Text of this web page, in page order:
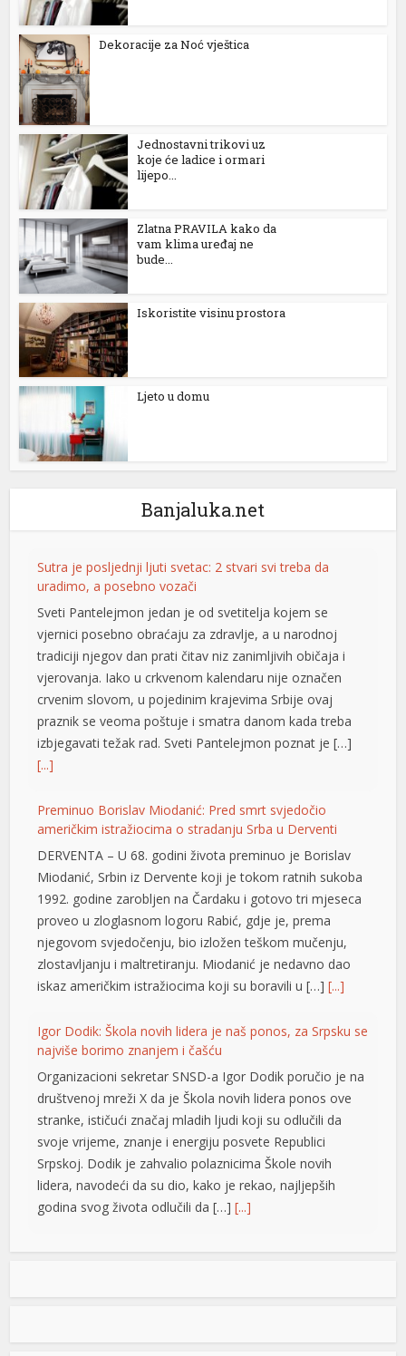
Dekoracije za Noć vještica
Jednostavni trikovi uz
koje će ladice i ormari
lijepo...
Zlatna PRAVILA kako da
vam klima uređaj ne
bude...
Iskoristite visinu prostora
Ljeto u domu
Banjaluka.net
Sutra je posljednji ljuti svetac: 2 stvari svi treba da
uradimo, a posebno vozači
Sveti Pantelejmon jedan je od svetitelja kojem se
vjernici posebno obraćaju za zdravlje, a u narodnoj
tradiciji njegov dan prati čitav niz zanimljivih običaja i
vjerovanja. Iako u crkvenom kalendaru nije označen
crvenim slovom, u pojedinim krajevima Srbije ovaj
praznik se veoma poštuje i smatra danom kada treba
izbjegavati težak rad. Sveti Pantelejmon poznat je […]
[...]
Preminuo Borislav Miodanić: Pred smrt svjedočio
američkim istražiocima o stradanju Srba u Derventi
DERVENTA – U 68. godini života preminuo je Borislav
Miodanić, Srbin iz Dervente koji je tokom ratnih sukoba
1992. godine zarobljen na Čardaku i gotovo tri mjeseca
proveo u zloglasnom logoru Rabić, gdje je, prema
njegovom svjedočenju, bio izložen teškom mučenju,
zlostavljanju i maltretiranju. Miodanić je nedavno dao
iskaz američkim istražiocima koji su boravili u […][...]
Igor Dodik: Škola novih lidera je naš ponos, za Srpsku se
najviše borimo znanjem i čašću
Organizacioni sekretar SNSD-a Igor Dodik poručio je na
društvenoj mreži X da je Škola novih lidera ponos ove
stranke, ističući značaj mladih ljudi koji su odlučili da
svoje vrijeme, znanje i energiju posvete Republici
Srpskoj. Dodik je zahvalio polaznicima Škole novih
lidera, navodeći da su dio, kako je rekao, najljepših
godina svog života odlučili da […][...]
Jedna zemlja drži gotovo četvrtinu ekonomije EU: Novi
Vrijednost bruto domaćeg proizvoda (BDP) Evropske
najveća ekonomija Unije i dalje je Njemačka, čiji je BDP